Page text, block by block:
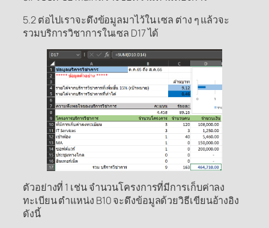
5.2 ต่อไปเราจะดึงข้อมูลมาไว้ใน เซล ต่าง ๆ แล้วจะ
รวมบริการวิชาการในเซล D17 ได้
ตัวอย่างที่ 1 เช่น จำนวนโครงการที่มีการเก็บค่าลง
ทะเบียน ตำแหน่ง B10 จะดึงข้อมูลด้วยวิธีเขียนอ้างอิง
ดังนี้